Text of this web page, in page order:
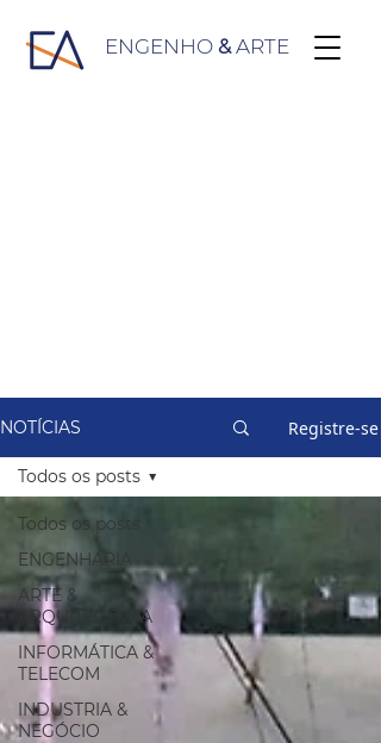
ENGENHO &ARTE
NOTÍCIAS Registre-se
Todos os posts
ENGENHARIA
ARTE &
ARQUITECTURA
INFORMÁTICA &
TELECOM
INDUSTRIA &
NEGÓCIO
Todos os posts